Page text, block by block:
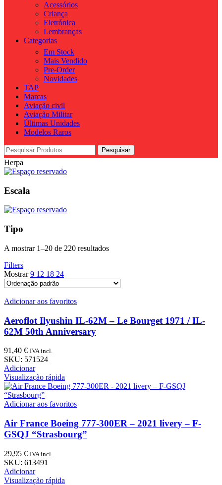
Acessórios
Criança
Eletrónica
Lembranças
Categorias
Em Stock
Mais Vendido
Pre-Order
Novidades
TAP
Marcas
Aviação civil
Aviação Militar
Últimas Unidades
Modelos Raros
Pesquisar
Herpa
Escala
Tipo
A mostrar 1–20 de 220 resultados
Filters
Mostrar9 12 18 24
Adicionar aos favoritos
Aeroflot Ilyushin IL-62M – Le Bourget 1971 / IL-
62M 50th Anniversary
91,40 € IVA incl.
SKU: 571524
Adicionar
Visualização rápida
Adicionar aos favoritos
Air France Boeing 777-300ER – 2021 livery – F-
GSQJ “Strasbourg”
29,95 € IVA incl.
SKU: 613491
Adicionar
Visualização rápida